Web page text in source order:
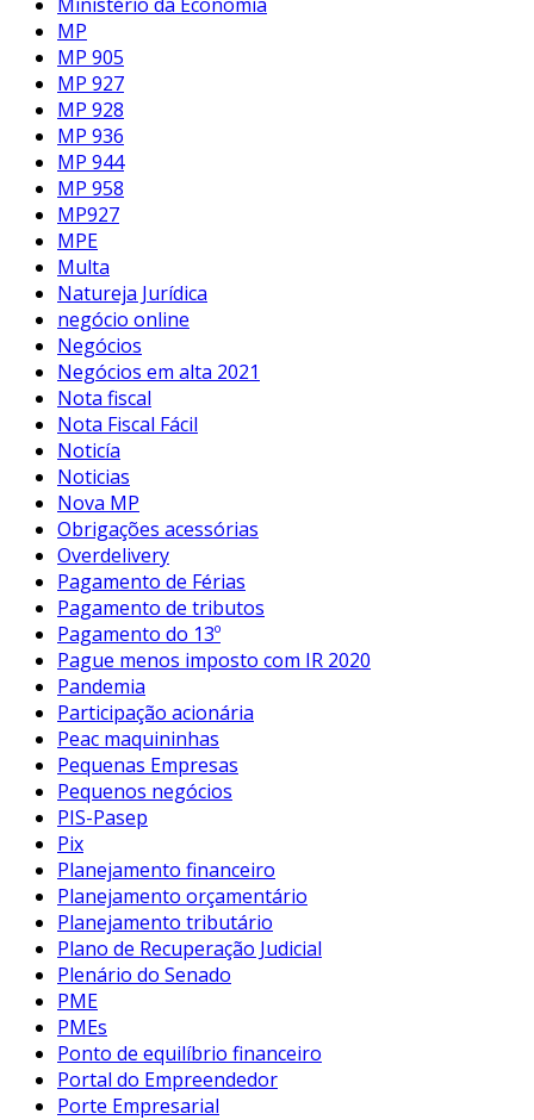
MP
MP 905
MP 927
MP 928
MP 936
MP 944
MP 958
MP927
MPE
Multa
Natureja Jurídica
negócio online
Negócios
Negócios em alta 2021
Nota fiscal
Nota Fiscal Fácil
Noticía
Noticias
Nova MP
Obrigações acessórias
Overdelivery
Pagamento de Férias
Pagamento de tributos
Pagamento do 13º
Pague menos imposto com IR 2020
Pandemia
Participação acionária
Peac maquininhas
Pequenas Empresas
Pequenos negócios
PIS-Pasep
Pix
Planejamento financeiro
Planejamento orçamentário
Planejamento tributário
Plano de Recuperação Judicial
Plenário do Senado
PME
PMEs
Ponto de equilíbrio financeiro
Portal do Empreendedor
Porte Empresarial